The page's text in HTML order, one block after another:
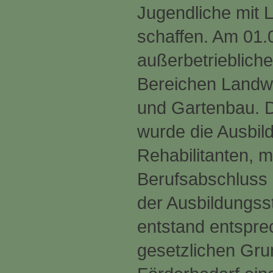
Jugendliche mit
schaffen. Am
Bereichen
und Gartenbau.
wurde die
Rehabilitanten,
der
entstand
gesetzlichen